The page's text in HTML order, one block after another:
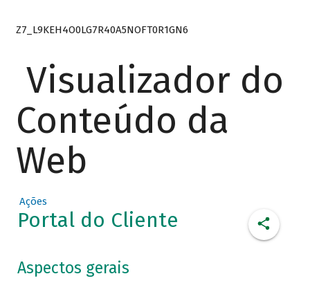
Z7_L9KEH4O0LG7R40A5NOFT0R1GN6
Visualizador do
Conteúdo da
Web
Ações
Portal do Cliente
Aspectos gerais